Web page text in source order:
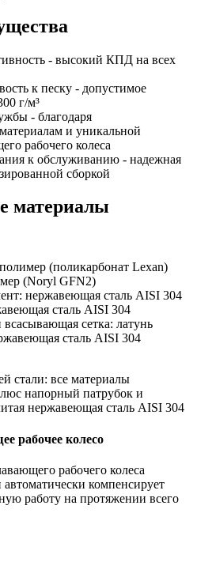
- высокий КПД на всех
к песку - допустимое
г/м³
- благодаря
и уникальной
рабочего колеса
к обслуживанию - надежная
сборкой
материалы
(поликарбонат Lexan)
(Noryl GFN2)
нержавеющая сталь AISI 304
сталь AISI 304
сетка: латунь
сталь AISI 304
стали: все материалы
напорный патрубок и
нержавеющая сталь AISI 304
рабочее колесо
рабочего колеса
компенсирует
работу на протяжении всего